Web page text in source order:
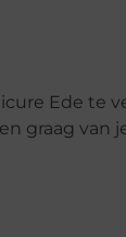
Ede te
graag van